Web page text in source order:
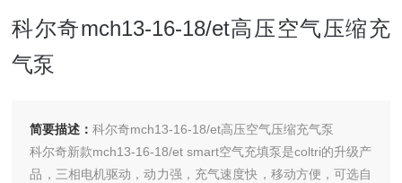
科尔奇mch13-16-18/et高压空气压缩充
气泵
简要描述：科尔奇mch13-16-18/et高压空气压缩充气泵
科尔奇新款mch13-16-18/et smart空气充填泵是coltri的升级产
品，三相电机驱动，动力强，充气速度快，移动方便，可选自